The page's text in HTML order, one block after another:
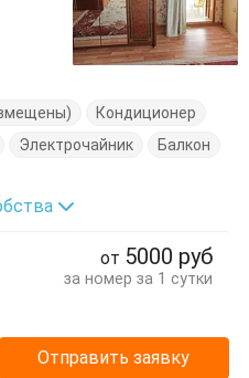
Кондиционер
Электрочайник
Балкон
от 5000 руб
за номер за 1 сутки
Отправить заявку